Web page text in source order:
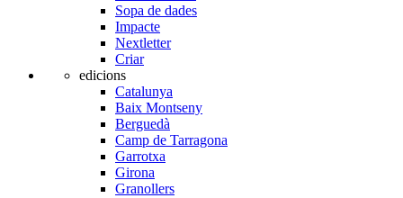
Sopa de dades
Impacte
Nextletter
Criar
edicions
Catalunya
Baix Montseny
Berguedà
Camp de Tarragona
Garrotxa
Girona
Granollers